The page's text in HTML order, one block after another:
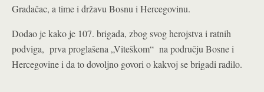
Gradačac, a time i državu Bosnu i Hercegovinu.
Dodao je kako je 107. brigada, zbog svog herojstva i ratnih
podviga, prva proglašena „Viteškom“ na području Bosne i
Hercegovine i da to dovoljno govori o kakvoj se brigadi radilo.